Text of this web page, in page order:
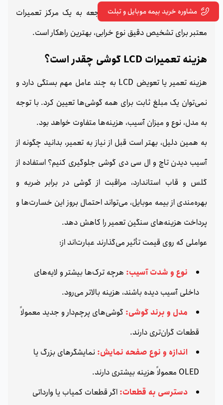
تعویض شود. به همین دلیل، مراجعه به یک مرکز تعمیرات
معتبر برای تشخیص دقیق نوع خرابی، بهترین راهکار است.
هزینه تعمیرات LCD گوشی چقدر است؟
هزینه تعمیر یا تعویض LCD به چند عامل مهم بستگی دارد و
نمی‌توان یک مبلغ ثابت برای همه گوشی‌ها تعیین کرد. با توجه
به مدل، نوع و میزان آسیب، هزینه‌ها متفاوت خواهد بود.
به همین دلیل، بهتر است قبل از نیاز به تعمیر، بدانید چگونه از
آسیب دیدن تاچ و ال سی دی گوشی جلوگیری کنیم؟ استفاده از
گلس و قاب استاندارد، مراقبت از گوشی در برابر ضربه و
بهره‌مندی از بیمه موبایل، می‌تواند احتمال بروز این خسارت‌ها و
پرداخت هزینه‌های سنگین تعمیر را کاهش دهد.
عواملی که روی قیمت تأثیر می‌گذارند عبارت‌اند از:
نوع و شدت آسیب: هرچه ترک‌ها بیشتر و لایه‌های
داخلی آسیب دیده باشند، هزینه بالاتر می‌رود.
مدل و برند گوشی: گوشی‌های پرچم‌دار و جدید معمولاً
قطعات گران‌تری دارند.
اندازه و نوع صفحه نمایش: نمایشگرهای بزرگ یا
OLED معمولاً هزینه بیشتری دارند.
دسترسی به قطعات: اگر قطعات کمیاب یا وارداتی
مشاوره خرید بیمه موبایل و تبلت